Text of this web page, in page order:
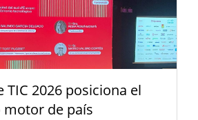
TIC 2026 posiciona el
de país